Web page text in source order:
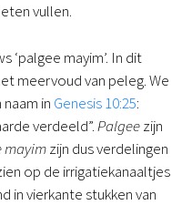
vullen.
‘palgee mayim’. In dit
meervoud van peleg. We
in Genesis 10:25:
verdeeld”.Palgeezijn
mayimzijn dus verdelingen
op de irrigatiekanaaltjes
in vierkante stukken van